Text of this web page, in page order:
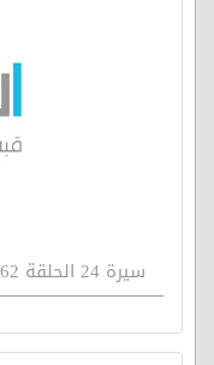
سيرة 24 الحلقة 62